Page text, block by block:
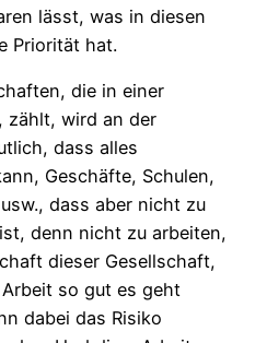
lässt, was in diesen
Priorität hat.
die in einer
zählt, wird an der
dass alles
Geschäfte, Schulen,
dass aber nicht zu
denn nicht zu arbeiten,
dieser Gesellschaft,
so gut es geht
dabei das Risiko